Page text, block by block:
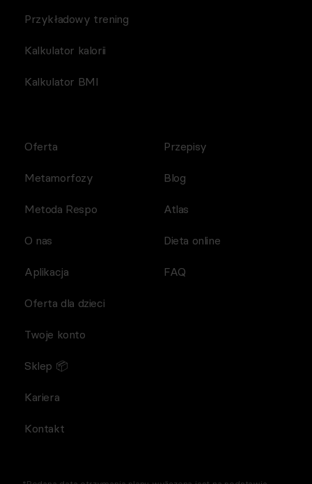
Przykładowy trening
Kalkulator kalorii
Kalkulator BMI
Oferta
Metamorfozy
Metoda Respo
O nas
Aplikacja
Przepisy
Blog
Atlas
Dieta online
FAQ
Oferta dla dzieci
Twoje konto
Sklep 📦
Kariera
Kontakt